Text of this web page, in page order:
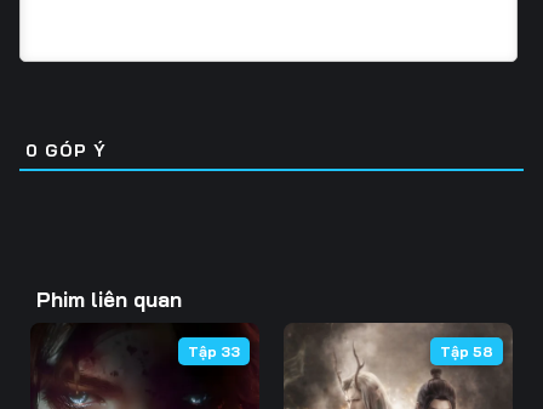
Tập 34
Tập 46 Tập 47 Tập 48
0 GÓP Ý
Phim liên quan
Tập 33 Tập 58